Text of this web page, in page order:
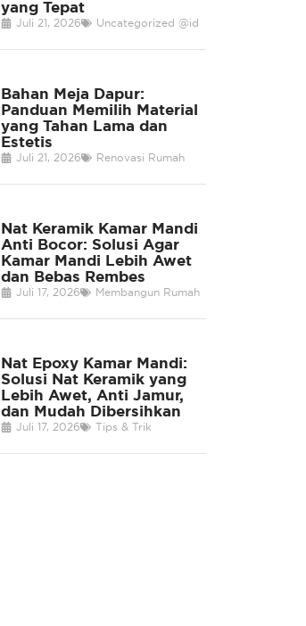
yang Tepat
Juli 21, 2026 Uncategorized @id
Bahan Meja Dapur:
Panduan Memilih Material
yang Tahan Lama dan
Estetis
Juli 21, 2026 Renovasi Rumah
Nat Keramik Kamar Mandi
Anti Bocor: Solusi Agar
Kamar Mandi Lebih Awet
dan Bebas Rembes
Juli 17, 2026 Membangun Rumah
Nat Epoxy Kamar Mandi:
Solusi Nat Keramik yang
Lebih Awet, Anti Jamur,
dan Mudah Dibersihkan
Juli 17, 2026 Tips & Trik